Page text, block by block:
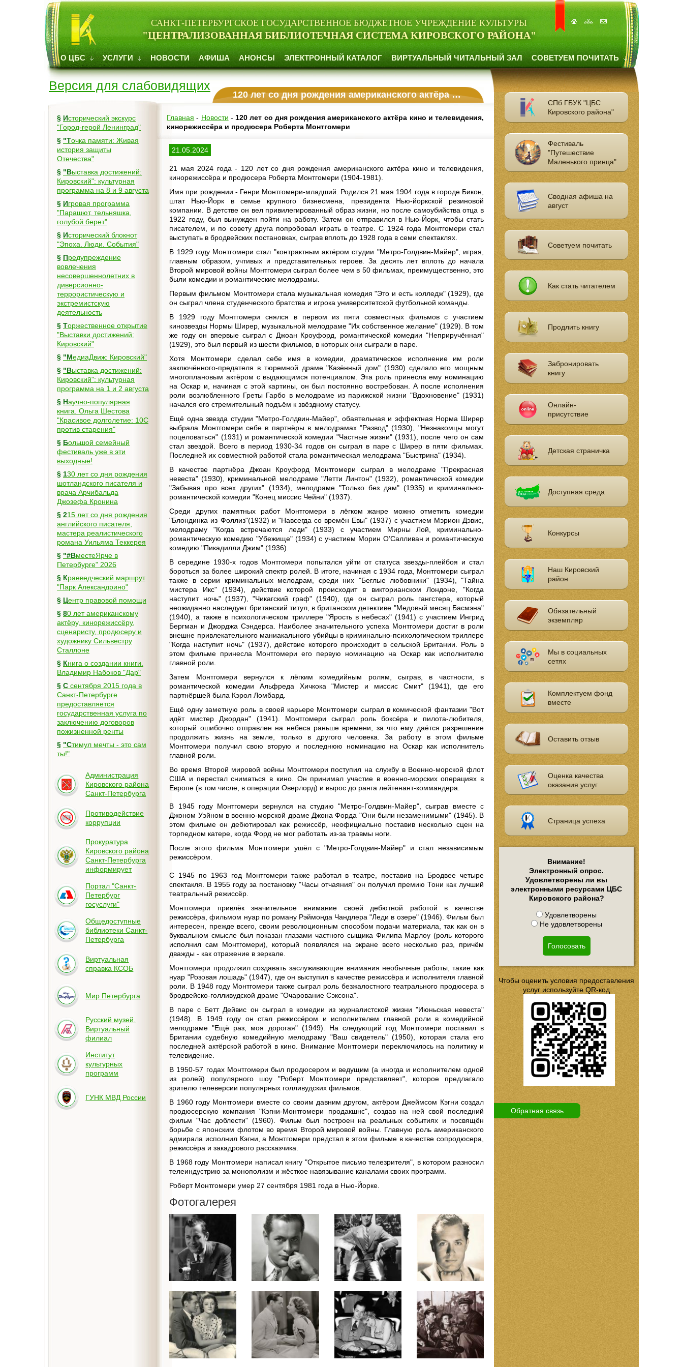
САНКТ-ПЕТЕРБУРГСКОЕ ГОСУДАРСТВЕННОЕ БЮДЖЕТНОЕ УЧРЕЖДЕНИЕ КУЛЬТУРЫ
"ЦЕНТРАЛИЗОВАННАЯ БИБЛИОТЕЧНАЯ СИСТЕМА КИРОВСКОГО РАЙОНА"
О ЦБС УСЛУГИ НОВОСТИ АФИША АНОНСЫ ЭЛЕКТРОННЫЙ КАТАЛОГ ВИРТУАЛЬНЫЙ ЧИТАЛЬНЫЙ ЗАЛ СОВЕТУЕМ ПОЧИТАТЬ
Версия для слабовидящих
§ Исторический экскурс
"Город-герой Ленинград"
§ "Точка памяти: Живая
история защиты
Отечества"
§ "Выставка достижений:
Кировский": культурная
программа на 8 и 9 августа
§ Игровая программа
"Парашют, тельняшка,
голубой берет"
§ Исторический блокнот
"Эпоха. Люди. События"
§ Предупреждение
вовлечения
несовершеннолетних в
диверсионно-
террористическую и
экстремистскую
деятельность
§ Торжественное открытие
"Выставки достижений:
Кировский"
§
"МедиаДвиж: Кировский"
§ "Выставка достижений:
Кировский": культурная
программа на 1 и 2 августа
§ Научно-популярная
книга. Ольга Шестова
"Красивое долголетие: 10C
против старения"
§ Большой семейный
фестиваль уже в эти
выходные!
§ 130 лет со дня рождения
шотландского писателя и
врача Арчибальда
Джозефа Кронина
§ 215 лет со дня рождения
английского писателя,
мастера реалистического
романа Уильяма Теккерея
§ "#ВместеЯрче в
Петербурге" 2026
§ Краеведческий маршрут
"Парк Александрино"
§
Центр правовой помощи
§ 80 лет американскому
актёру, кинорежиссёру,
сценаристу, продюсеру и
художнику Сильвестру
Сталлоне
§ Книга о создании книги.
Владимир Набоков "Дар"
§ С сентября 2015 года в
Санкт-Петербурге
предоставляется
государственная услуга по
заключению договоров
пожизненной ренты
§ "Стимул мечты - это сам
ты!"
Администрация
Кировского района
Санкт-Петербурга
Противодействие
коррупции
Прокуратура
Кировского района
Санкт-Петербурга
информирует
Портал "Санкт-
Петербург
госуслуги"
Общедоступные
библиотеки Санкт-
Петербурга
Виртуальная
справка КСОБ
Мир Петербурга
Русский музей.
Виртуальный
филиал
Институт
культурных
программ
ГУНК МВД России
120 лет со дня рождения американского актёра кино и телевидения, кинорежиссёра и продюсера Роберта Монтгомери
Главная - Новости - 120 лет со дня рождения американского актёра кино и телевидения,
кинорежиссёра и продюсера Роберта Монтгомери
21.05.2024
21 мая 2024 года - 120 лет со дня рождения американского актёра кино и телевидения,
кинорежиссёра и продюсера Роберта Монтгомери (1904-1981).
Имя при рождении - Генри Монтгомери-младший. Родился 21 мая 1904 года в городе Бикон,
штат Нью-Йорк в семье крупного бизнесмена, президента Нью-йоркской резиновой
компании. В детстве он вел привилегированный образ жизни, но после самоубийства отца в
1922 году, был вынужден пойти на работу. Затем он отправился в Нью-Йорк, чтобы стать
писателем, и по совету друга попробовал играть в театре. С 1924 года Монтгомери стал
выступать в бродвейских постановках, сыграв вплоть до 1928 года в семи спектаклях.
В 1929 году Монтгомери стал "контрактным актёром студии "Метро-Голдвин-Майер", играя,
главным образом, учтивых и представительных героев. За десять лет вплоть до начала
Второй мировой войны Монтгомери сыграл более чем в 50 фильмах, преимущественно, это
были комедии и романтические мелодрамы.
Первым фильмом Монтгомери стала музыкальная комедия "Это и есть колледж" (1929), где
он сыграл члена студенческого братства и игрока университетской футбольной команды.
В 1929 году Монтгомери снялся в первом из пяти совместных фильмов с участием
кинозвезды Нормы Ширер, музыкальной мелодраме "Их собственное желание" (1929). В том
же году он впервые сыграл с Джоан Кроуфорд, романтической комедии "Неприручённая"
(1929), это был первый из шести фильмов, в которых они сыграли в паре.
Хотя Монтгомери сделал себе имя в комедии, драматическое исполнение им роли
заключённого-предателя в тюремной драме "Казённый дом" (1930) сделало его мощным
многоплановым актёром с выдающимся потенциалом. Эта роль принесла ему номинацию
на Оскар и, начиная с этой картины, он был постоянно востребован. А после исполнения
роли возлюбленного Греты Гарбо в мелодраме из парижской жизни "Вдохновение" (1931)
начался его стремительный подъём к звёздному статусу.
Ещё одна звезда студии "Метро-Голдвин-Майер", обаятельная и эффектная Норма Ширер
выбрала Монтгомери себе в партнёры в мелодрамах "Развод" (1930), "Незнакомцы могут
поцеловаться" (1931) и романтической комедии "Частные жизни" (1931), после чего он сам
стал звездой. Всего в период 1930-34 годов он сыграл в паре с Ширер в пяти фильмах.
Последней их совместной работой стала романтическая мелодрама "Быстрина" (1934).
В качестве партнёра Джоан Кроуфорд Монтгомери сыграл в мелодраме "Прекрасная
невеста" (1930), криминальной мелодраме "Летти Линтон" (1932), романтической комедии
"Забывая про всех других" (1934), мелодраме "Только без дам" (1935) и криминально-
романтической комедии "Конец миссис Чейни" (1937).
Среди других памятных работ Монтгомери в лёгком жанре можно отметить комедии
"Блондинка из Фоллиз"(1932) и "Навсегда со времён Евы" (1937) с участием Мэрион Дэвис,
мелодраму "Когда встречаются леди" (1933) с участием Мирны Лой, криминально-
романтическую комедию "Убежище" (1934) с участием Морин О’Салливан и романтическую
комедию "Пикадилли Джим" (1936).
В середине 1930-х годов Монтгомери попытался уйти от статуса звезды-плейбоя и стал
бороться за более широкий спектр ролей. В итоге, начиная с 1934 года, Монтгомери сыграл
также в серии криминальных мелодрам, среди них "Беглые любовники" (1934), "Тайна
мистера Икс" (1934), действие которой происходит в викторианском Лондоне, "Когда
наступит ночь" (1937), "Чикагский граф" (1940), где он сыграл роль гангстера, который
неожиданно наследует британский титул, в британском детективе "Медовый месяц Басмэна"
(1940), а также в психологическом триллере "Ярость в небесах" (1941) с участием Ингрид
Бергман и Джорджа Сэндерса. Наиболее значительного успеха Монтгомери достиг в роли
внешне привлекательного маниакального убийцы в криминально-психологическом триллере
"Когда наступит ночь" (1937), действие которого происходит в сельской Британии. Роль в
этом фильме принесла Монтгомери его первую номинацию на Оскар как исполнителю
главной роли.
Затем Монтгомери вернулся к лёгким комедийным ролям, сыграв, в частности, в
романтической комедии Альфреда Хичкока "Мистер и миссис Смит" (1941), где его
партнёршей была Кэрол Ломбард.
Ещё одну заметную роль в своей карьере Монтгомери сыграл в комической фантазии "Вот
идёт мистер Джордан" (1941). Монтгомери сыграл роль боксёра и пилота-любителя,
который ошибочно отправлен на небеса раньше времени, за что ему даётся разрешение
продолжить жизнь на земле, только в другого человека. За работу в этом фильме
Монтгомери получил свою вторую и последнюю номинацию на Оскар как исполнитель
главной роли.
Во время Второй мировой войны Монтгомери поступил на службу в Военно-морской флот
США и перестал сниматься в кино. Он принимал участие в военно-морских операциях в
Европе (в том числе, в операции Оверлорд) и вырос до ранга лейтенант-коммандера.
В 1945 году Монтгомери вернулся на студию "Метро-Голдвин-Майер", сыграв вместе с
Джоном Уэйном в военно-морской драме Джона Форда "Они были незаменимыми" (1945). В
этом фильме он дебютировал как режиссёр, неофициально поставив несколько сцен на
торпедном катере, когда Форд не мог работать из-за травмы ноги.
После этого фильма Монтгомери ушёл с "Метро-Голдвин-Майер" и стал независимым
режиссёром.
С 1945 по 1963 год Монтгомери также работал в театре, поставив на Бродвее четыре
спектакля. В 1955 году за постановку "Часы отчаяния" он получил премию Тони как лучший
театральный режиссёр.
Монтгомери привлёк значительное внимание своей дебютной работой в качестве
режиссёра, фильмом нуар по роману Рэймонда Чандлера "Леди в озере" (1946). Фильм был
интересен, прежде всего, своим революционным способом подачи материала, так как он в
буквальном смысле был показан глазами частного сыщика Филипа Марлоу (роль которого
исполнил сам Монтгомери), который появлялся на экране всего несколько раз, причём
дважды - как отражение в зеркале.
Монтгомери продолжил создавать заслуживающие внимания необычные работы, такие как
нуар "Розовая лошадь" (1947), где он выступил в качестве режиссёра и исполнителя главной
роли. В 1948 году Монтгомери также сыграл роль безжалостного театрального продюсера в
бродвейско-голливудской драме "Очарование Сэксона".
В паре с Бетт Дейвис он сыграл в комедии из журналистской жизни "Июньская невеста"
(1948). В 1949 году он стал режиссёром и исполнителем главной роли в комедийной
мелодраме "Ещё раз, моя дорогая" (1949). На следующий год Монтгомери поставил в
Британии судебную комедийную мелодраму "Ваш свидетель" (1950), которая стала его
последней актёрской работой в кино. Внимание Монтгомери переключилось на политику и
телевидение.
В 1950-57 годах Монтгомери был продюсером и ведущим (а иногда и исполнителем одной
из ролей) популярного шоу "Роберт Монтгомери представляет", которое предлагало
зрителю телеверсии популярных голливудских фильмов.
В 1960 году Монтгомери вместе со своим давним другом, актёром Джеймсом Кэгни создал
продюсерскую компания "Кэгни-Монтгомери продакшнс", создав на ней свой последний
фильм "Час доблести" (1960). Фильм был построен на реальных событиях и посвящён
борьбе с японским флотом во время Второй мировой войны. Главную роль американского
адмирала исполнил Кэгни, а Монтгомери предстал в этом фильме в качестве сопродюсера,
режиссёра и закадрового рассказчика.
В 1968 году Монтгомери написал книгу "Открытое письмо телезрителя", в котором разносил
телеиндустрию за монополизм и жёсткое навязывание каналами своих программ.
Роберт Монтгомери умер 27 сентября 1981 года в Нью-Йорке.
Фотогалерея
СПб ГБУК "ЦБС
Кировского района"
Фестиваль
"Путешествие
Маленького принца"
Сводная афиша на
август
Советуем почитать
Как стать читателем
Продлить книгу
Забронировать
книгу
Онлайн-
присутствие
Детская страничка
Доступная среда
Конкурсы
Наш Кировский
район
Обязательный
экземпляр
Мы в социальных
сетях
Комплектуем фонд
вместе
Оставить отзыв
Оценка качества
оказания услуг
Страница успеха
Внимание!
Электронный опрос.
Удовлетворены ли вы
электронными ресурсами ЦБС
Кировского района?
Удовлетворены
Не удовлетворены
Голосовать
Чтобы оценить условия предоставления
услуг используйте QR-код
Обратная связь